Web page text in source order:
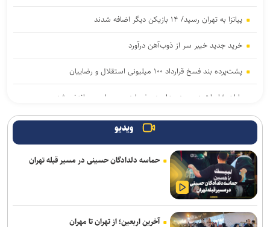
پیاتزا به تهران رسید/ ۱۴ بازیکن دیگر اضافه شدند
خرید جدید خیبر سر از ذوب‌آهن درآورد
پشت‌پرده بند فسخ قرارداد ۱۰۰ میلیونی استقلال و رضاییان
پایان شایعات در مورد جدایی؛ بیفوما در پرسپولیس ماندنی شد
موضع جدید نساجی درباره ایری و طاهری
سفر مربی جدید استقلال به ایران
استعلام استقلال از فیفا در مورد جذب بازیکن آزاد و پنجره تیم بانوان
واگذاری امتیاز شناورسازی قشم به سازمان منطقه آزاد/ بازگشت اصولی به
مدیریت فوتبال
ویدیو
حماسه دلدادگان حسینی در مسیر قبله تهران
آخرین اربعین؛ از تهران تا مهران